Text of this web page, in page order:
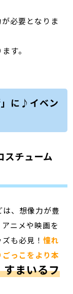
必要となりま
す。
」に♪イベン
スチューム
、想像力が豊
ニメや映画を
ズも必見！憧れ
っこをより本
すまいるフ